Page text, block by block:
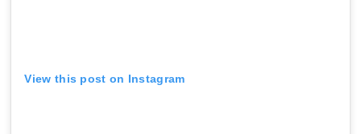
View this post on Instagram